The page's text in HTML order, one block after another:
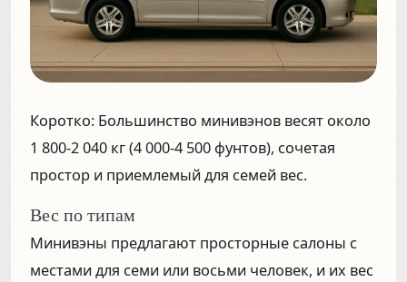
Коротко: Большинство минивэнов весят около
1 800-2 040 кг (4 000-4 500 фунтов), сочетая
простор и приемлемый для семей вес.
Вес по типам
Минивэны предлагают просторные салоны с
местами для семи или восьми человек, и их вес